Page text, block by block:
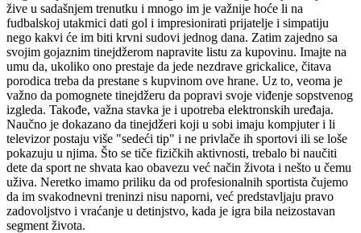
žive u sadašnjem trenutku i mnogo im je važnije hoće li na
fudbalskoj utakmici dati gol i impresionirati prijatelje i simpatiju
nego kakvi će im biti krvni sudovi jednog dana. Zatim zajedno sa
svojim gojaznim tinejdžerom napravite listu za kupovinu. Imajte na
umu da, ukoliko ono prestaje da jede nezdrave grickalice, čitava
porodica treba da prestane s kupvinom ove hrane. Uz to, veoma je
važno da pomognete tinejdžeru da popravi svoje viđenje sopstvenog
izgleda. Takođe, važna stavka je i upotreba elektronskih uređaja.
Naučno je dokazano da tinejdžeri koji u sobi imaju kompjuter i li
televizor postaju više "sedeći tip" i ne privlače ih sportovi ili se loše
pokazuju u njima. Što se tiče fizičkih aktivnosti, trebalo bi naučiti
dete da sport ne shvata kao obavezu već način života i nešto u čemu
uživa. Neretko imamo priliku da od profesionalnih sportista čujemo
da im svakodnevni treninzi nisu naporni, već predstavljaju pravo
zadovoljstvo i vraćanje u detinjstvo, kada je igra bila neizostavan
segment života.